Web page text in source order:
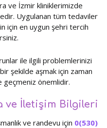
ve İzmir kliniklerimizde
Uygulanan tüm tedaviler
için en uygun şehri tercih
ile ilgili problemlerinizi
şekilde aşmak için zaman
önemlidir.
ve İletişim Bilgileri
ve randevu için 0(530)